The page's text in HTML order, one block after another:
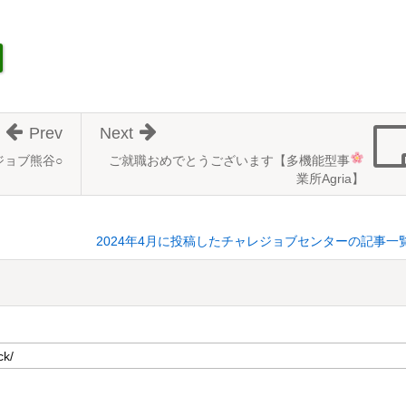
ご就職おめでとうございます 【多機能型事
業所Agria】
Next
ョブ熊谷○
Prev
2024年4月に投稿したチャレジョブセンターの記事一